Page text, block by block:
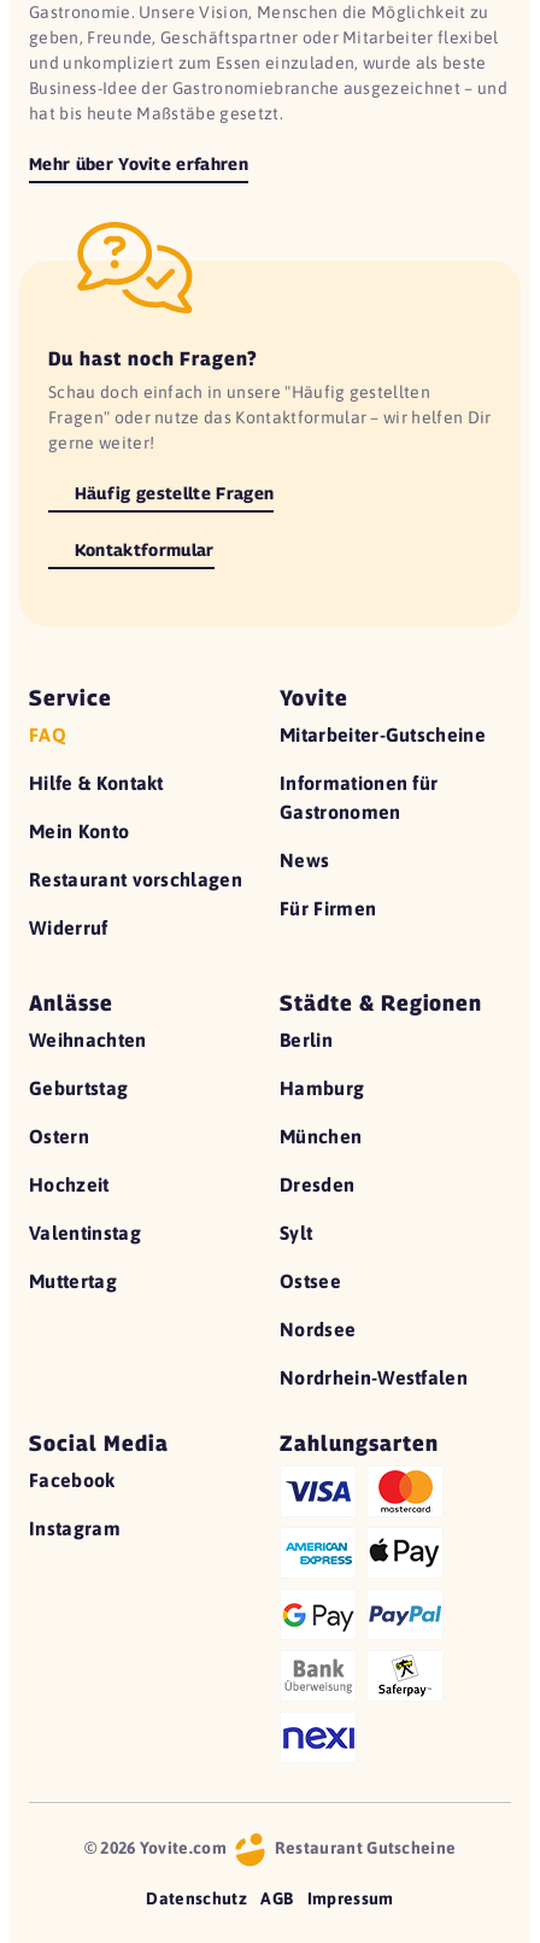
Gastronomie. Unsere Vision, Menschen die Möglichkeit zu
geben, Freunde, Geschäftspartner oder Mitarbeiter flexibel
und unkompliziert zum Essen einzuladen, wurde als beste
Business-Idee der Gastronomiebranche ausgezeichnet – und
hat bis heute Maßstäbe gesetzt.
Mehr über Yovite erfahren
Du hast noch Fragen?
Schau doch einfach in unsere "Häufig gestellten
Fragen" oder nutze das Kontaktformular – wir helfen Dir
gerne weiter!
Häufig gestellte Fragen
Kontaktformular
Service
FAQ
Hilfe & Kontakt
Mein Konto
Restaurant vorschlagen
Widerruf
Yovite
Mitarbeiter-Gutscheine
Informationen für
Gastronomen
News
Für Firmen
Anlässe
Weihnachten
Geburtstag
Ostern
Hochzeit
Valentinstag
Muttertag
Städte & Regionen
Berlin
Hamburg
München
Dresden
Sylt
Ostsee
Nordsee
Nordrhein-Westfalen
Social Media
Facebook
Instagram
Zahlungsarten
© 2026 Yovite.com Restaurant Gutscheine
Datenschutz AGB Impressum